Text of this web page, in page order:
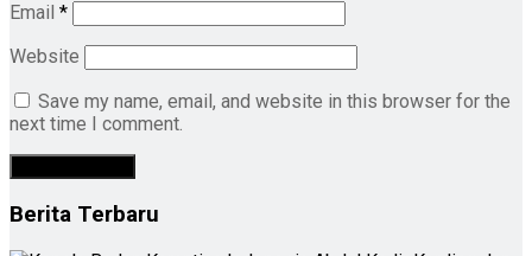
Email *
Website
Save my name, email, and website in this browser for the
next time I comment.
Berita Terbaru